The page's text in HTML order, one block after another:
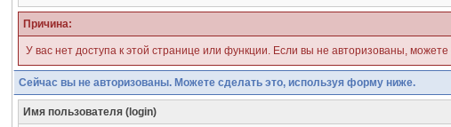
Причина:
У вас нет доступа к этой странице или функции. Если вы не авторизованы,
Сейчас вы не авторизованы. Можете сделать это, используя форму ниже.
Имя пользователя (login)